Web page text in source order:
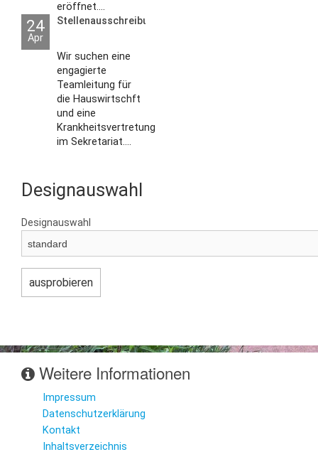
eröffnet....
24
Apr
Stellenausschreibungen
Wir suchen eine
engagierte
Teamleitung für
die Hauswirtschft
und eine
Krankheitsvertretung
im Sekretariat....
Designauswahl
Designauswahl
Weitere Informationen
Impressum
Datenschutzerklärung
Kontakt
Inhaltsverzeichnis